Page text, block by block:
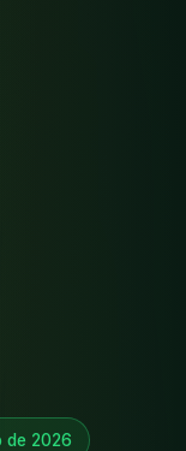
de 2026